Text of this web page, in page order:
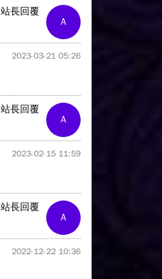
A
站長回覆
2023-03-21 05:26
A
站長回覆
2023-02-15 11:59
A
站長回覆
2022-12-22 10:36